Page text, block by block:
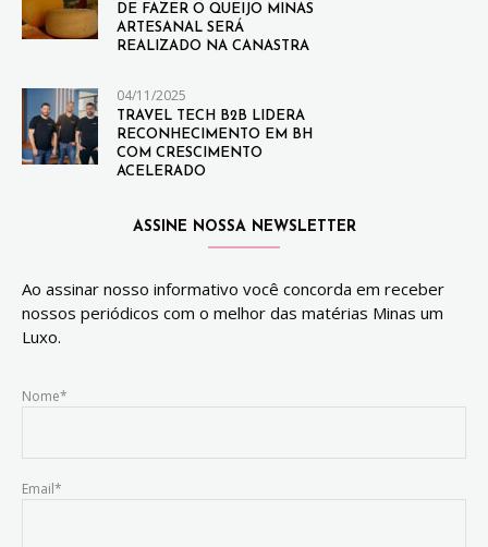
DE FAZER O QUEIJO MINAS
ARTESANAL SERÁ
REALIZADO NA CANASTRA
04/11/2025
TRAVEL TECH B2B LIDERA
RECONHECIMENTO EM BH
COM CRESCIMENTO
ACELERADO
ASSINE NOSSA NEWSLETTER
Ao assinar nosso informativo você concorda em receber
nossos periódicos com o melhor das matérias Minas um
Luxo.
Nome*
Email*